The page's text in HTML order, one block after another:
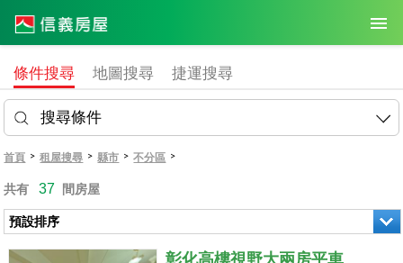
條件搜尋 地圖搜尋 捷運搜尋
搜尋條件
首頁 > 租屋搜尋 > 縣市 > 不分區 >
共有 37 間房屋
預設排序
店長推薦